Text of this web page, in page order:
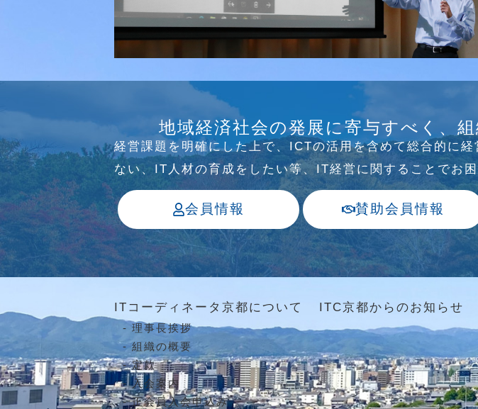
介護ソリューション研究会、WEB/SNS研究会を行
っています
地域経済社会の発展に寄与すべく、
経営課題を明確にした上で、ICTの活⽤を含めて総合的に
ない、IT⼈材の育成をしたい等、IT経営に関することでお
会員情報 賛助会員情報
ITコーディネータ京都について
理事長挨拶
組織の概要
定款
入会案内
正会員入会申込み
ITC京都からのお知らせ